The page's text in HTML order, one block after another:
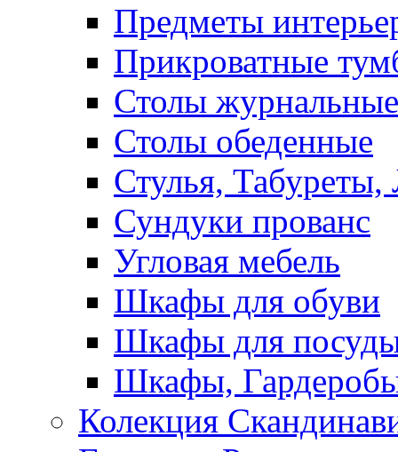
Предметы
Прикроватные
Столы журнальные
Столы обеденные
Стулья, Табуреты,
Сундуки прованс
Угловая мебель
Шкафы для обуви
Шкафы для
Шкафы,
Колекция